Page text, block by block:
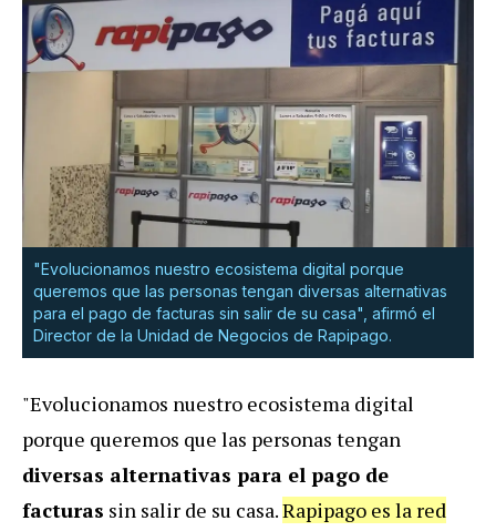
"Evolucionamos nuestro ecosistema digital porque
queremos que las personas tengan diversas alternativas
para el pago de facturas sin salir de su casa", afirmó el
Director de la Unidad de Negocios de Rapipago.
"Evolucionamos nuestro ecosistema digital
porque queremos que las personas tengan
diversas alternativas para el pago de
facturas sin salir de su casa.Rapipago es la red